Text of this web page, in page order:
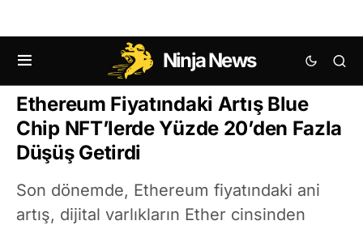
Ninja News
NFT HABERLERI ETHEREUM (ETH) HABERLERI
Ethereum Fiyatındaki Artış Blue
Chip NFT’lerde Yüzde 20’den Fazla
Düşüş Getirdi
Son dönemde, Ethereum fiyatındaki ani
artış, dijital varlıkların Ether cinsinden